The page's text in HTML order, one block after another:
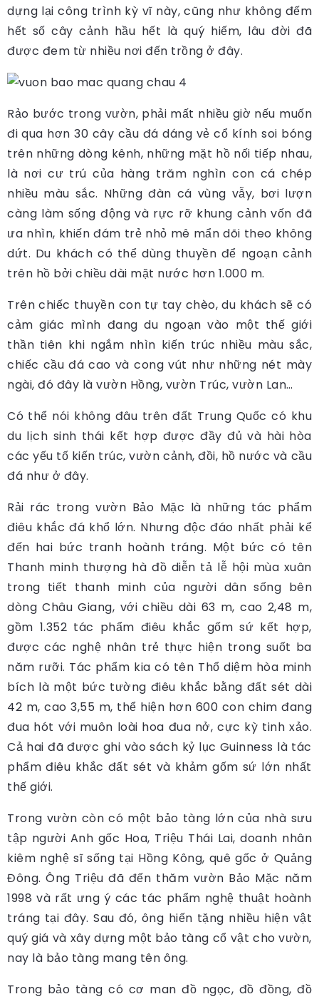
dựng lại công trình kỳ vĩ này, cũng như không đếm
hết số cây cảnh hầu hết là quý hiếm, lâu đời đã
được đem từ nhiều nơi đến trồng ở đây.
Rảo bước trong vườn, phải mất nhiều giờ nếu muốn
đi qua hơn 30 cây cầu đá dáng vẻ cổ kính soi bóng
trên những dòng kênh, những mặt hồ nối tiếp nhau,
là nơi cư trú của hàng trăm nghìn con cá chép
nhiều màu sắc. Những đàn cá vùng vẫy, bơi lượn
càng làm sống động và rực rỡ khung cảnh vốn đã
ưa nhìn, khiến đám trẻ nhỏ mê mẩn dõi theo không
dứt. Du khách có thể dùng thuyền để ngoạn cảnh
trên hồ bởi chiều dài mặt nước hơn 1.000 m.
Trên chiếc thuyền con tự tay chèo, du khách sẽ có
cảm giác mình đang du ngoạn vào một thế giới
thần tiên khi ngắm nhìn kiến trúc nhiều màu sắc,
chiếc cầu đá cao và cong vút như những nét mày
ngài, đó đây là vườn Hồng, vườn Trúc, vườn Lan…
Có thể nói không đâu trên đất Trung Quốc có khu
du lịch sinh thái kết hợp được đầy đủ và hài hòa
các yếu tố kiến trúc, vườn cảnh, đồi, hồ nước và cầu
đá như ở đây.
Rải rác trong vườn Bảo Mặc là những tác phẩm
điêu khắc đá khổ lớn. Nhưng độc đáo nhất phải kể
đến hai bức tranh hoành tráng. Một bức có tên
Thanh minh thượng hà đồ diễn tả lễ hội mùa xuân
trong tiết thanh minh của người dân sống bên
dòng Châu Giang, với chiều dài 63 m, cao 2,48 m,
gồm 1.352 tác phẩm điêu khắc gốm sứ kết hợp,
được các nghệ nhân trẻ thực hiện trong suốt ba
năm rưỡi. Tác phẩm kia có tên Thổ diệm hòa minh
bích là một bức tường điêu khắc bằng đất sét dài
42 m, cao 3,55 m, thể hiện hơn 600 con chim đang
đua hót với muôn loài hoa đua nở, cực kỳ tinh xảo.
Cả hai đã được ghi vào sách kỷ lục Guinness là tác
phẩm điêu khắc đất sét và khảm gốm sứ lớn nhất
thế giới.
Trong vườn còn có một bảo tàng lớn của nhà sưu
tập người Anh gốc Hoa, Triệu Thái Lai, doanh nhân
kiêm nghệ sĩ sống tại Hồng Kông, quê gốc ở Quảng
Đông. Ông Triệu đã đến thăm vườn Bảo Mặc năm
1998 và rất ưng ý các tác phẩm nghệ thuật hoành
tráng tại đây. Sau đó, ông hiến tặng nhiều hiện vật
quý giá và xây dựng một bảo tàng cổ vật cho vườn,
nay là bảo tàng mang tên ông.
Trong bảo tàng có cơ man đồ ngọc, đồ đồng, đồ